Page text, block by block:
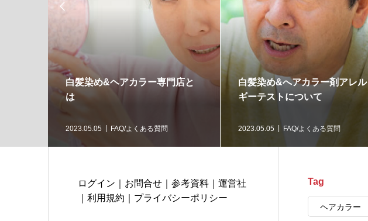

白髪染め&ヘアカラー専門店と
は
2023.05.05 FAQ/よくある質問
白髪染め&へアカラー剤アレル
ギーテストについて
2023.05.05 FAQ/よくある質問
ログイン お問合せ｜ 参考資料｜ 運営社
利用規約 プライバシーポリシー
Tag
ヘアカラー